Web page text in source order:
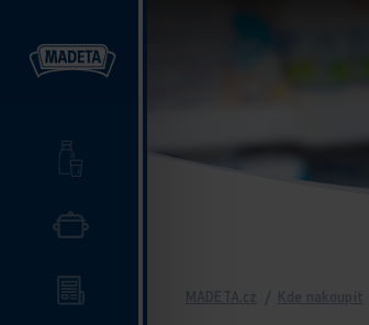
MADETA.cz / Kde nakoupit